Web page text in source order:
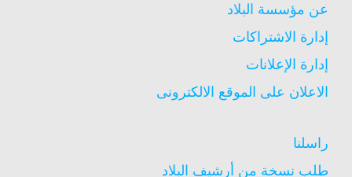
عن مؤسسة البلاد
إدارة الاشتراكات
إدارة الإعلانات
الاعلان على الموقع الالكترونى
راسلنا
طلب نسخة من أرشيف البلاد